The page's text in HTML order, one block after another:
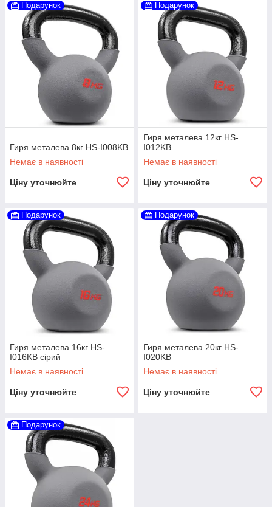
Подарунок
Гиря металева 8кг HS-I008KB
Немає в наявності
Ціну уточнюйте
Подарунок
Гиря металева 12кг HS-
I012KB
Немає в наявності
Ціну уточнюйте
Подарунок
Гиря металева 16кг HS-
I016KB сірий
Немає в наявності
Ціну уточнюйте
Подарунок
Гиря металева 20кг HS-
I020KB
Немає в наявності
Ціну уточнюйте
Подарунок